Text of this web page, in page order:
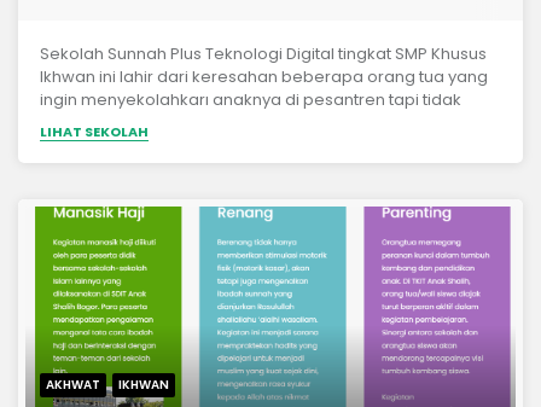
Sekolah Sunnah Plus Teknologi Digital tingkat SMP Khusus
Ikhwan ini lahir dari keresahan beberapa orang tua yang
ingin menyekolahkarı anaknya di pesantren tapi tidak
ingin, jauh dari anaknya Di samping itu, era digital semakin
terus berkembang dan sulit kita hindari, Maka, sudah
seharusnya kita arahkan agar menjadi hal yang positif
yang dipadu dengan kurikulum Merdeka, International,
dan Diniah ditambah dekat dengan era digitalisasi akan
menciptakan generasi yang Rabbani &amp; berwawasan
luas tentang teknologi digital
LIHAT SEKOLAH
AKHWAT IKHWAN